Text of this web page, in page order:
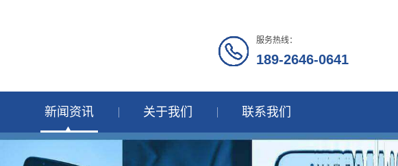
服务热线：
189-2646-0641
新闻资讯 关于我们 联系我们